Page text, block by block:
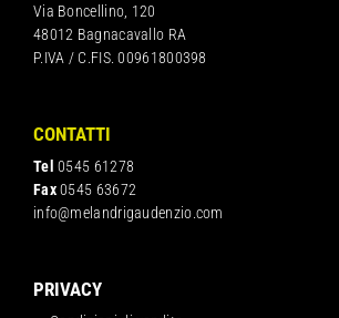
Via Boncellino, 120
48012 Bagnacavallo RA
P.IVA / C.FIS. 00961800398
CONTATTI
Tel 0545 61278
Fax0545 63672
info@melandrigaudenzio.com
PRIVACY